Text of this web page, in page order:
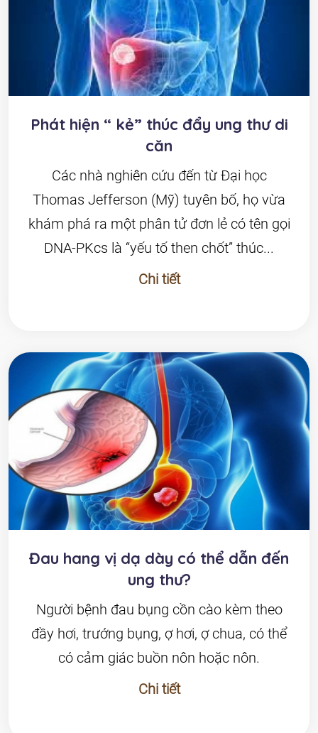
Phát hiện “ kẻ” thúc đẩy ung thư di
căn
Các nhà nghiên cứu đến từ Đại học
Thomas Jefferson (Mỹ) tuyên bố, họ vừa
khám phá ra một phân tử đơn lẻ có tên gọi
DNA-PKcs là “yếu tố then chốt” thúc...
Chi tiết
Đau hang vị dạ dày có thể dẫn đến
ung thư?
Người bệnh đau bụng cồn cào kèm theo
đầy hơi, trướng bụng, ợ hơi, ợ chua, có thể
có cảm giác buồn nôn hoặc nôn.
Chi tiết